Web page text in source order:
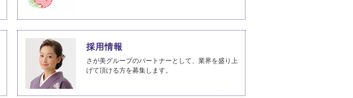
ますいわ屋
ますいわ屋
採用情報
さが美グループのパートナーとして、業界を盛り上
げて頂ける方を募集します。